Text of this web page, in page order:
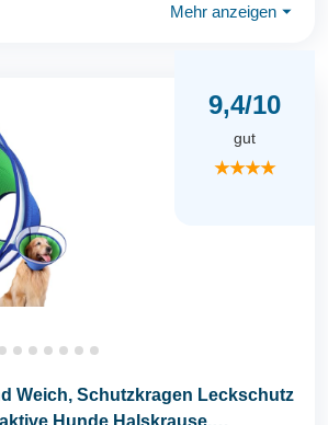
Mehr anzeigen ⏷
9,4/10
gut
★★★★
Weich, Schutzkragen Leckschutz